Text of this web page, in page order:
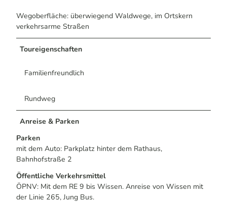
Wegoberfläche: überwiegend Waldwege, im Ortskern
verkehrsarme Straßen
Toureigenschaften
Familienfreundlich
Rundweg
Anreise & Parken
Parken
mit dem Auto: Parkplatz hinter dem Rathaus,
Bahnhofstraße 2
Öffentliche Verkehrsmittel
ÖPNV: Mit dem RE 9 bis Wissen. Anreise von Wissen mit
der Linie 265, Jung Bus.